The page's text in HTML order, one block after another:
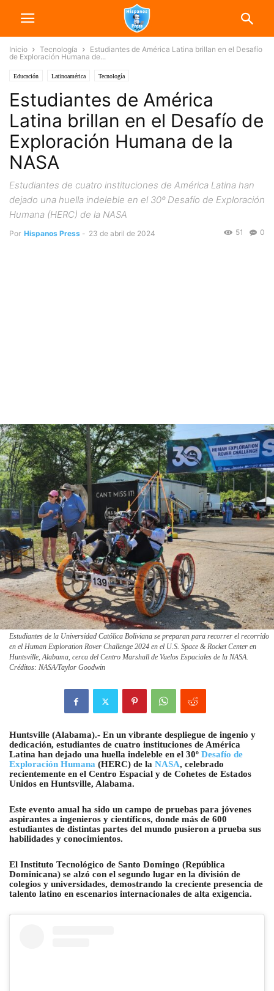
Inicio Tecnología
Estudiantes de América Latina brillan en el Desafío
de Exploración Humana de...
Educación Latinoamérica Tecnología
Estudiantes de América
Latina brillan en el Desafío de
Exploración Humana de la
NASA
Estudiantes de cuatro instituciones de América Latina han
dejado una huella indeleble en el 30º Desafío de Exploración
Humana (HERC) de la NASA
Por Hispanos Press - 23 de abril de 2024 0
51
Estudiantes de la Universidad Católica Boliviana se preparan para recorrer el recorrido
en el Human Exploration Rover Challenge 2024 en el U.S. Space & Rocket Center en
Huntsville, Alabama, cerca del Centro Marshall de Vuelos Espaciales de la NASA.
Créditos: NASA/Taylor Goodwin
Huntsville (Alabama).- En un vibrante despliegue de ingenio y
dedicación, estudiantes de cuatro instituciones de América
Latina han dejado una huella indeleble en el 30º Desafío de
Exploración Humana (HERC) de la NASA, celebrado
recientemente en el Centro Espacial y de Cohetes de Estados
Unidos en Huntsville, Alabama.
Este evento anual ha sido un campo de pruebas para jóvenes
aspirantes a ingenieros y científicos, donde más de 600
estudiantes de distintas partes del mundo pusieron a prueba sus
habilidades y conocimientos.
El Instituto Tecnológico de Santo Domingo (República
Dominicana) se alzó con el segundo lugar en la división de
colegios y universidades, demostrando la creciente presencia de
talento latino en escenarios internacionales de alta exigencia.